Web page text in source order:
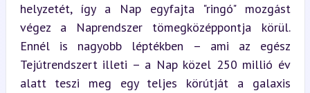
helyzetét, így a Nap egyfajta "ringó" mozgást
végez a Naprendszer tömegközéppontja körül.
Ennél is nagyobb léptékben – ami az egész
Tejútrendszert illeti – a Nap közel 250 millió év
alatt teszi meg egy teljes körútját a galaxis